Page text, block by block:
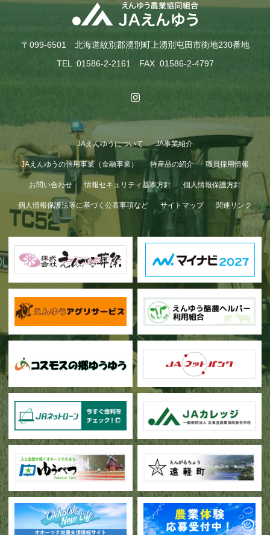
〒099-6501 北海道紋別郡湧別町上湧別屯田市街地230番地
TEL .01586-2-2161 FAX .01586-2-4797
JAえんゆうについて JA事業紹介
JAえんゆうの信用事業（金融事業） 特産品の紹介 職員採用情報
お問い合わせ 情報セキュリティ基本方針 個人情報保護方針
個人情報保護法等に基づく公表事項など サイトマップ 関連リンク